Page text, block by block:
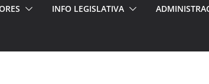
INFO LEGISLATIVA